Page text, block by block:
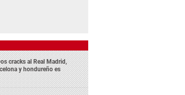
cracks al Real Madrid,
y hondureño es